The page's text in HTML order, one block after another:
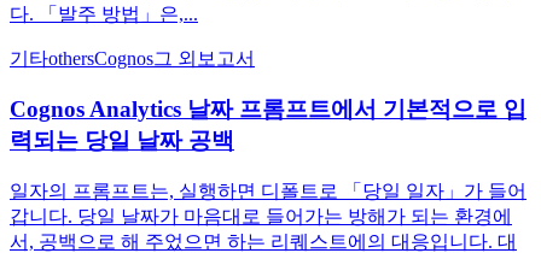
다. 「발주 방법」은,...
기타othersCognos그 외 보고서
Cognos Analytics 날짜 프롬프트에서 기본적으로 입
력되는 당일 날짜 공백
일자의 프롬프트는, 실행하면 디폴트로 「당일 일자」가 들어
갑니다. 당일 날짜가 마음대로 들어가는 방해가 되는 환경에
서, 공백으로 해 주었으면 하는 리퀘스트에의 대응입니다. 대